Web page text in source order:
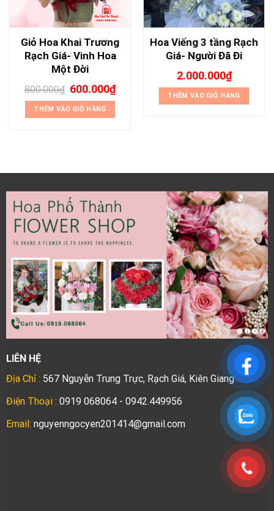
Giỏ Hoa Khai Trương
Rạch Giá- Vinh Hoa
Một Đời
800.000₫ 600.000₫
THÊM VÀO GIỎ HÀNG
Hoa Viếng 3 tầng Rạch
Giá- Người Đã Đi
2.000.000₫
THÊM VÀO GIỎ HÀNG
LIÊN HỆ
Địa Chỉ : 567 Nguyễn Trung Trực, Rạch Giá, Kiên Giang
Điện Thoại : 0919 068064 - 0942.449956
Email: nguyenngocyen201414@gmail.com